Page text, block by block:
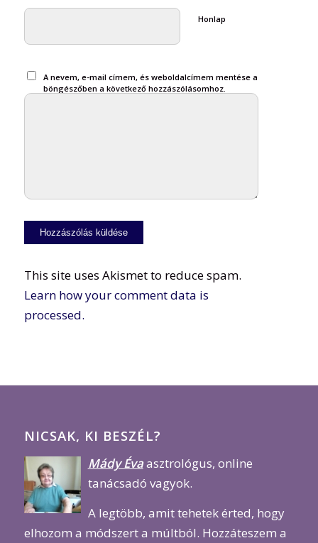
Honlap
A nevem, e-mail címem, és weboldalcímem mentése a
böngészőben a következő hozzászólásomhoz.
This site uses Akismet to reduce spam.
Learn how your comment data is
processed.
NICSAK, KI BESZÉL?
Mády Évaasztrológus, online
tanácsadó vagyok.
A legtöbb, amit tehetek érted, hogy
elhozom a módszert a múltból. Hozzáteszem a